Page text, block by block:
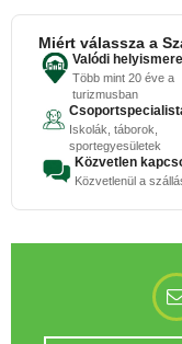
Miért válassza a
Valódi
Több mint 20 éve a
turizmusban
Iskolák, táborok,
sportegyesületek
Közvetlen
Közvetlenül a